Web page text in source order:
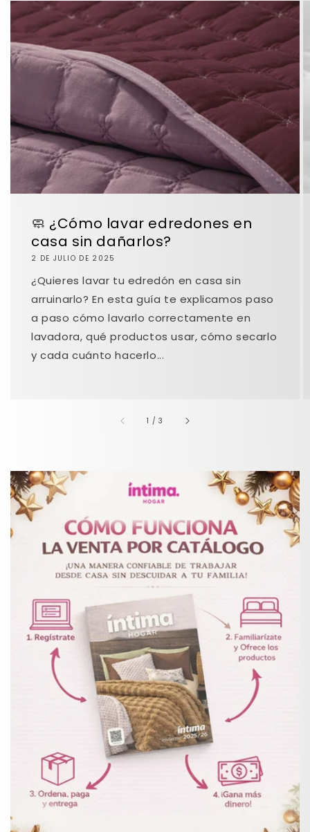
🧼 ¿Cómo lavar edredones en
casa sin dañarlos?
2 DE JULIO DE 2025
¿Quieres lavar tu edredón en casa sin
arruinarlo? En esta guía te explicamos paso
a paso cómo lavarlo correctamente en
lavadora, qué productos usar, cómo secarlo
y cada cuánto hacerlo...
1 /de
3